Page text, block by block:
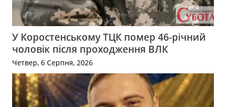
У Коростенському ТЦК помер 46-річний
чоловік після проходження ВЛК
Четвер, 6 Серпня, 2026